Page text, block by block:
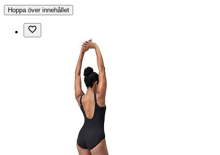
Hoppa över innehållet